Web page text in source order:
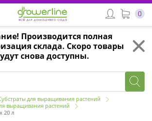
Производится полная
склада. Скоро товары
снова доступны.
0
для выращивания растений
выращивания растений
20 л